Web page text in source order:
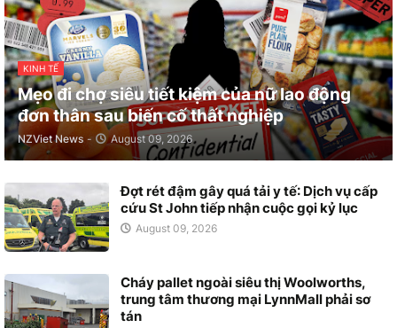
KINH TẾ
Mẹo đi chợ siêu tiết kiệm của nữ lao động
đơn thân sau biến cố thất nghiệp
NZViet News - August 09, 2026
Đợt rét đậm gây quá tải y tế: Dịch vụ cấp
cứu St John tiếp nhận cuộc gọi kỷ lục
August 09, 2026
Cháy pallet ngoài siêu thị Woolworths,
trung tâm thương mại LynnMall phải sơ
tán